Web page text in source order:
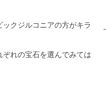
クジルコニアの方がキラ
れの宝石を選んでみては